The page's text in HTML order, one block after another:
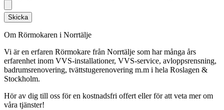
Skicka
Om Rörmokaren i Norrtälje
Vi är en erfaren Rörmokare från Norrtälje som har många års
erfarenhet inom VVS-installationer, VVS-service, avloppsrensning,
badrumsrenovering, tvättstugerenovering m.m i hela Roslagen &
Stockholm.
Hör av dig till oss för en kostnadsfri offert eller för att veta mer om
våra tjänster!